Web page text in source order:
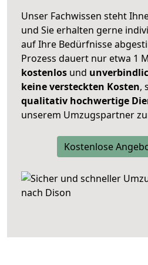
Unser Fachwissen steht
und Sie erhalten gerne
auf Ihre Bedürfnisse
Prozess dauert nur etwa 1
kostenlos und
keine versteckten Kosten,
qualitativ hochwertige
unserem Umzugspartner
Kostenlose